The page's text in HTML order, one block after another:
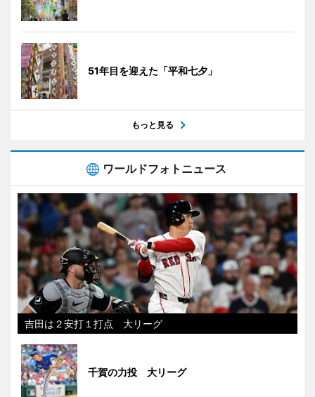
51年目を迎えた「平和七夕」
もっと見る
ワールドフォトニュース
吉田は２安打１打点 大リーグ
千賀の力投 大リーグ